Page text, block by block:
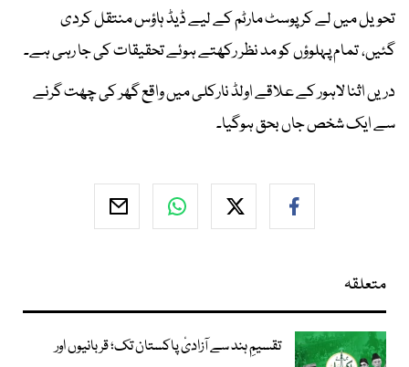
تحویل میں لے کر پوسٹ مارٹم کے لیے ڈیڈ ہاؤس منتقل کردی
گئیں، تمام پہلوؤں کو مد نظر رکھتے ہوئے تحقیقات کی جا رہی ہے۔
دریں اثنا لاہور کے علاقے اولڈ نارکلی میں واقع گھر کی چھت گرنے
سے ایک شخص جاں بحق ہوگیا۔
متعلقہ
تقسیمِ ہند سے آزادیٔ پاکستان تک؛ قربانیوں اور